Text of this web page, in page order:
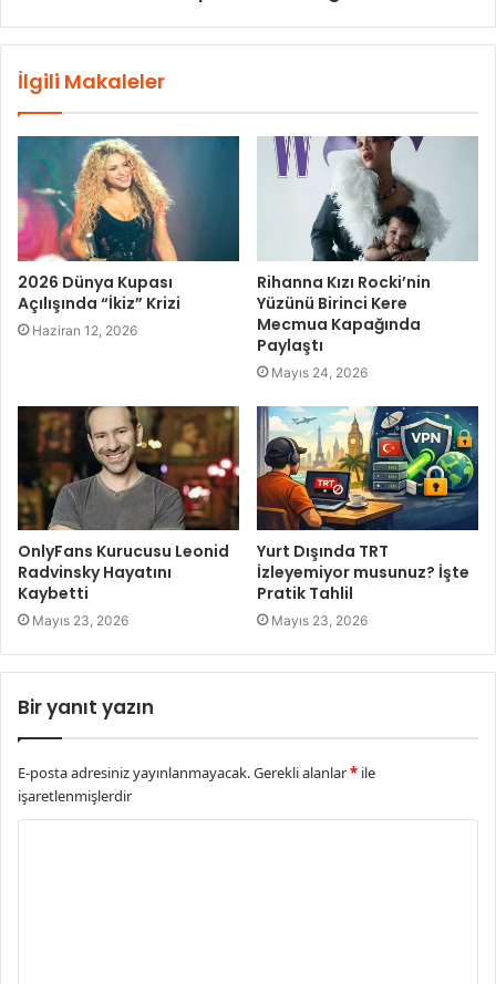
İlgili Makaleler
2026 Dünya Kupası
Açılışında “İkiz” Krizi
Haziran 12, 2026
Rihanna Kızı Rocki’nin
Yüzünü Birinci Kere
Mecmua Kapağında
Paylaştı
Mayıs 24, 2026
OnlyFans Kurucusu Leonid
Radvinsky Hayatını
Kaybetti
Mayıs 23, 2026
Yurt Dışında TRT
İzleyemiyor musunuz? İşte
Pratik Tahlil
Mayıs 23, 2026
Bir yanıt yazın
E-posta adresiniz yayınlanmayacak.Gerekli alanlar* ile
işaretlenmişlerdir